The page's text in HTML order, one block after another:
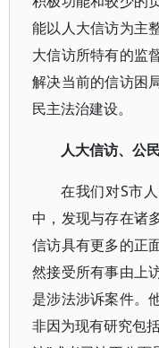
能以人大信访为主
大信访所特有的监
解决当前的信访困
民主法治建设。
人大信访、公
在我们对S市
中，发现与存在诸
信访具有更多的正
然接受所有事由上
是涉法涉诉案件。
非因为现有研究包